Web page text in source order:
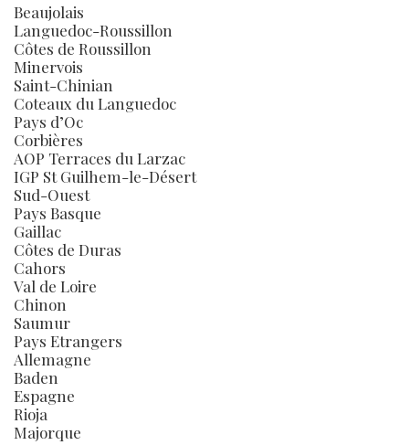
Beaujolais
Languedoc-Roussillon
Côtes de Roussillon
Minervois
Saint-Chinian
Coteaux du Languedoc
Pays d’Oc
Corbières
AOP Terraces du Larzac
IGP St Guilhem-le-Désert
Sud-Ouest
Pays Basque
Gaillac
Côtes de Duras
Cahors
Val de Loire
Chinon
Saumur
Pays Etrangers
Allemagne
Baden
Espagne
Rioja
Majorque